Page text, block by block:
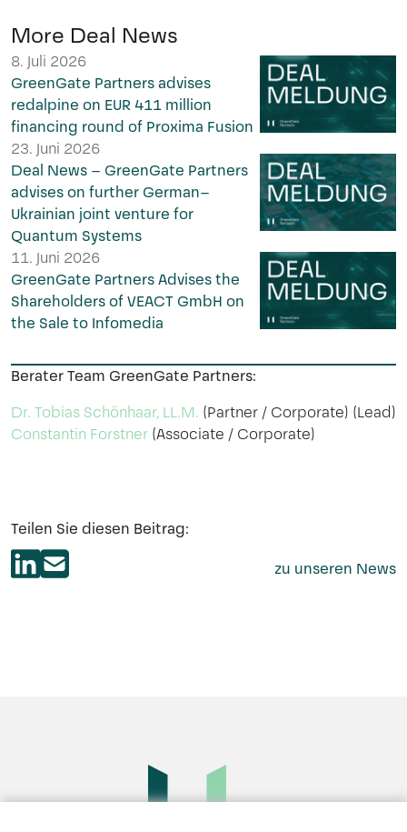
More Deal News
8. Juli 2026
GreenGate Partners advises
redalpine on EUR 411 million
financing round of Proxima Fusion
23. Juni 2026
Deal News – GreenGate Partners
advises on further German–
Ukrainian joint venture for
Quantum Systems
11. Juni 2026
GreenGate Partners Advises the
Shareholders of VEACT GmbH on
the Sale to Infomedia
Berater Team GreenGate Partners:
Dr. Tobias Schönhaar, LL.M. (Partner / Corporate) (Lead)
Constantin Forstner (Associate / Corporate)
Teilen Sie diesen Beitrag:
zu unseren News